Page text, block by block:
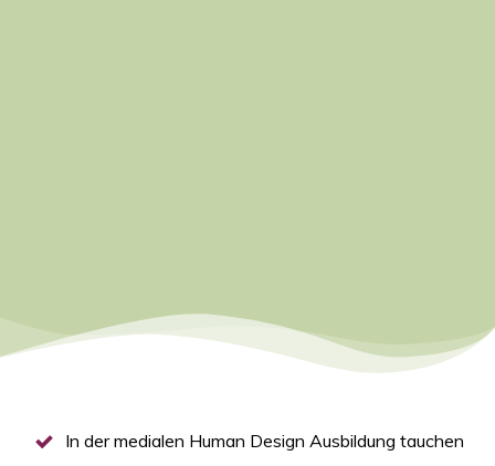
In der medialen Human Design Ausbildung tauchen